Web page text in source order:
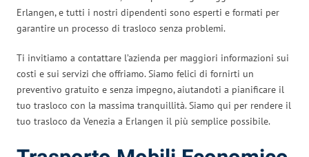
Erlangen, e tutti i nostri dipendenti sono esperti e formati per
garantire un processo di trasloco senza problemi.
Ti invitiamo a contattare l’azienda per maggiori informazioni sui
costi e sui servizi che offriamo. Siamo felici di fornirti un
preventivo gratuito e senza impegno, aiutandoti a pianificare il
tuo trasloco con la massima tranquillità. Siamo qui per rendere il
tuo trasloco da Venezia a Erlangen il più semplice possibile.